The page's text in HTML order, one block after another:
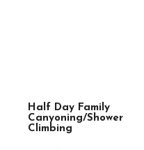
Half Day Family
Canyoning/Shower
Climbing